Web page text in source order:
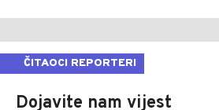
ČITAOCI REPORTERI
Dojavite nam vijest